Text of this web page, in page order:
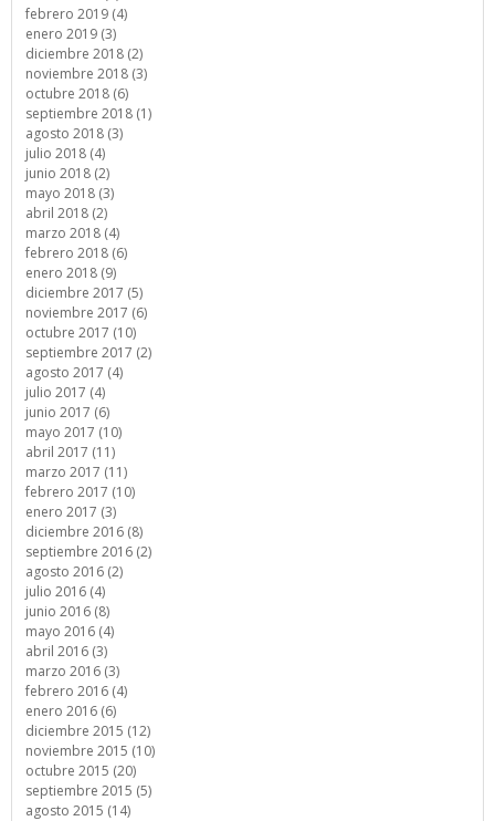
febrero 2019 (4)
enero 2019 (3)
diciembre 2018 (2)
noviembre 2018 (3)
octubre 2018 (6)
septiembre 2018 (1)
agosto 2018 (3)
julio 2018 (4)
junio 2018 (2)
mayo 2018 (3)
abril 2018 (2)
marzo 2018 (4)
febrero 2018 (6)
enero 2018 (9)
diciembre 2017 (5)
noviembre 2017 (6)
octubre 2017 (10)
septiembre 2017 (2)
agosto 2017 (4)
julio 2017 (4)
junio 2017 (6)
mayo 2017 (10)
abril 2017 (11)
marzo 2017 (11)
febrero 2017 (10)
enero 2017 (3)
diciembre 2016 (8)
septiembre 2016 (2)
agosto 2016 (2)
julio 2016 (4)
junio 2016 (8)
mayo 2016 (4)
abril 2016 (3)
marzo 2016 (3)
febrero 2016 (4)
enero 2016 (6)
diciembre 2015 (12)
noviembre 2015 (10)
octubre 2015 (20)
septiembre 2015 (5)
agosto 2015 (14)